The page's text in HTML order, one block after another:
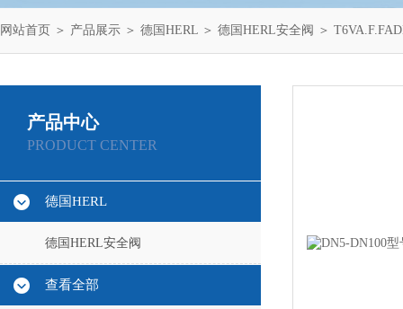
网站首页 ＞ 产品展示 ＞ 德国HERL ＞ 德国HERL安全阀 ＞
产品中心
PRODUCT CENTER
德国HERL
德国HERL安全阀
查看全部